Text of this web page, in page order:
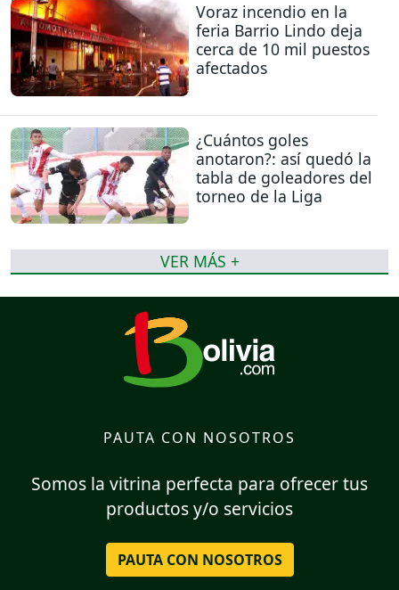
Voraz incendio en la
feria Barrio Lindo deja
cerca de 10 mil puestos
afectados
¿Cuántos goles
anotaron?: así quedó la
tabla de goleadores del
torneo de la Liga
VER MÁS +
PAUTA CON NOSOTROS
Somos la vitrina perfecta para ofrecer tus
productos y/o servicios
PAUTA CON NOSOTROS